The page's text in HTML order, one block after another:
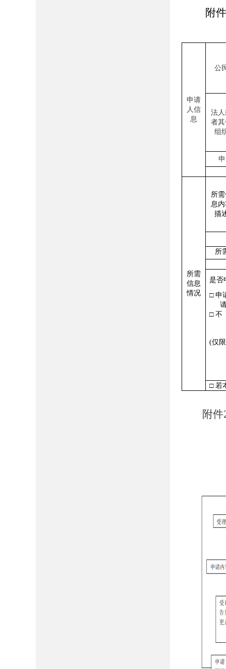
附
申请
人信
息
公
法
者
组
所需
信息
情况
所
息
描
所
是否
□ 申
□ 不
(仅
□ 若
附件